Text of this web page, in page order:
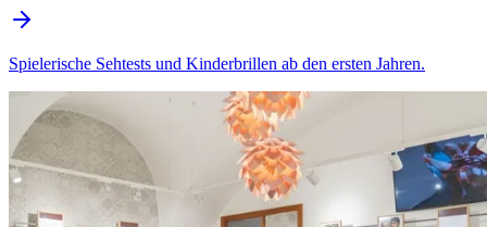
Spielerische Sehtests und Kinderbrillen ab den ersten Jahren.